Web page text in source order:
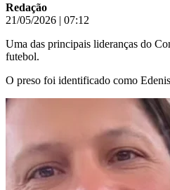
Redação
21/05/2026 | 07:12
Uma das principais lideranças do
futebol.
O preso foi identificado como